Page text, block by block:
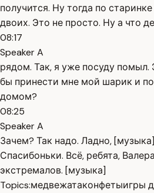
получится. Ну тогда по
двоих. Это не просто. Ну а что
08:17
Speaker A
рядом. Так, я уже посуду
бы принести мне мой шарик и
домом?
08:25
Speaker A
Зачем? Так надо. Ладно,
Спасибоньки. Всё, ребята,
экстремалов. [музыка]
Topics:медвежатаконфетыигры